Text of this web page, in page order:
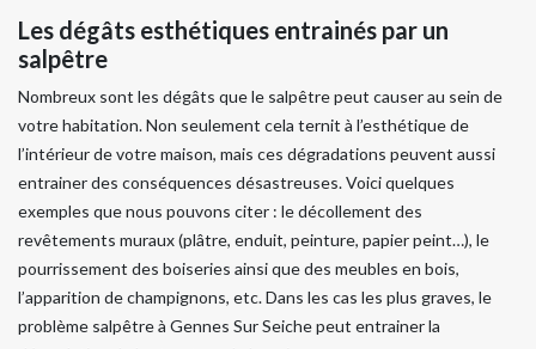
Les dégâts esthétiques entrainés par un
salpêtre
Nombreux sont les dégâts que le salpêtre peut causer au sein de
votre habitation. Non seulement cela ternit à l’esthétique de
l’intérieur de votre maison, mais ces dégradations peuvent aussi
entrainer des conséquences désastreuses. Voici quelques
exemples que nous pouvons citer : le décollement des
revêtements muraux (plâtre, enduit, peinture, papier peint…), le
pourrissement des boiseries ainsi que des meubles en bois,
l’apparition de champignons, etc. Dans les cas les plus graves, le
problème salpêtre à Gennes Sur Seiche peut entrainer la